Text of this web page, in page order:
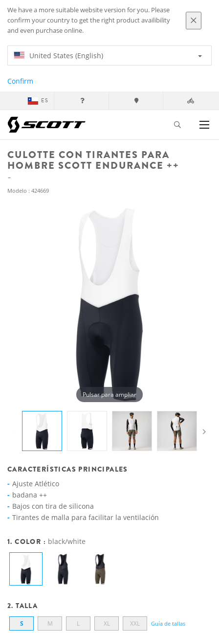
We have a more suitable website version for you. Please
confirm your country to get the right product availibility
and even purchase online.
United States (English)
Confirm
ES
CULOTTE CON TIRANTES PARA
HOMBRE SCOTT ENDURANCE ++
Modelo : 424669
Pulsar para ampliar
CARACTERÍSTICAS PRINCIPALES
Ajuste Atlético
badana ++
Bajos con tira de silicona
Tirantes de malla para facilitar la ventilación
1. COLOR : black/white
2. TALLA
S M L XL XXL Guía de tallas